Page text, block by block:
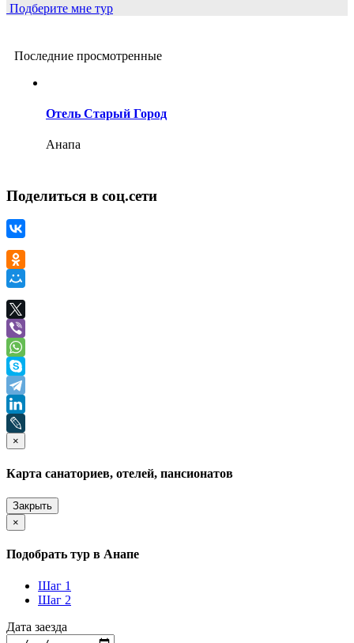
Подберите мне тур
Последние просмотренные
Отель Старый Город
Анапа
Поделиться в соц.сети
×
Карта санаториев, отелей, пансионатов
Закрыть
×
Подобрать тур в Анапе
Шаг 1
Шаг 2
Дата заезда